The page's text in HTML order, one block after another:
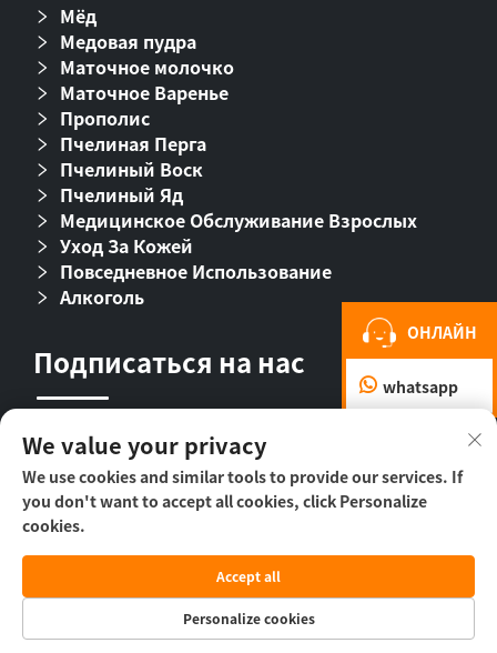
ОНЛАЙН
whatsapp
Мёд
Медовая пудра
Маточное молочко
Маточное Варенье
Прополис
Пчелиная Перга
Пчелиный Воск
Пчелиный Яд
Медицинское Обслуживание Взрослых
Уход За Кожей
Повседневное Использование
Алкоголь
Подписаться на нас
© ООО «Пекин Бихолл Байолоджикл
Фармасьютикал», 2026 г. -
конфиденциальности
We value your privacy
We use cookies and similar tools to provide our services. If
you don't want to accept all cookies, click Personalize
cookies.
Personalize cookies
Accept all